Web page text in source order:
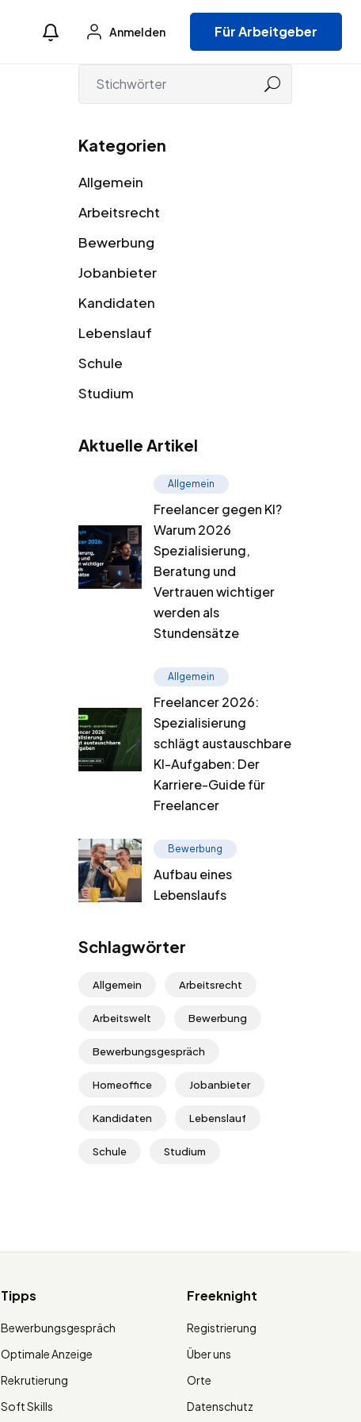
Anmelden Für Arbeitgeber
Kategorien
Allgemein
Arbeitsrecht
Bewerbung
Jobanbieter
Kandidaten
Lebenslauf
Schule
Studium
Aktuelle Artikel
Allgemein
Freelancer gegen KI?
Warum 2026
Spezialisierung,
Beratung und
Vertrauen wichtiger
werden als
Stundensätze
Allgemein
Freelancer 2026:
Spezialisierung
schlägt austauschbare
KI-Aufgaben: Der
Karriere-Guide für
Freelancer
Bewerbung
Aufbau eines
Lebenslaufs
Schlagwörter
Allgemein Arbeitsrecht
Arbeitswelt Bewerbung
Bewerbungsgespräch
Homeoffice Jobanbieter
Kandidaten Lebenslauf
Schule Studium
Tipps
Bewerbungsgespräch
Optimale Anzeige
Rekrutierung
Soft Skills
Freeknight
Registrierung
Über uns
Orte
Datenschutz